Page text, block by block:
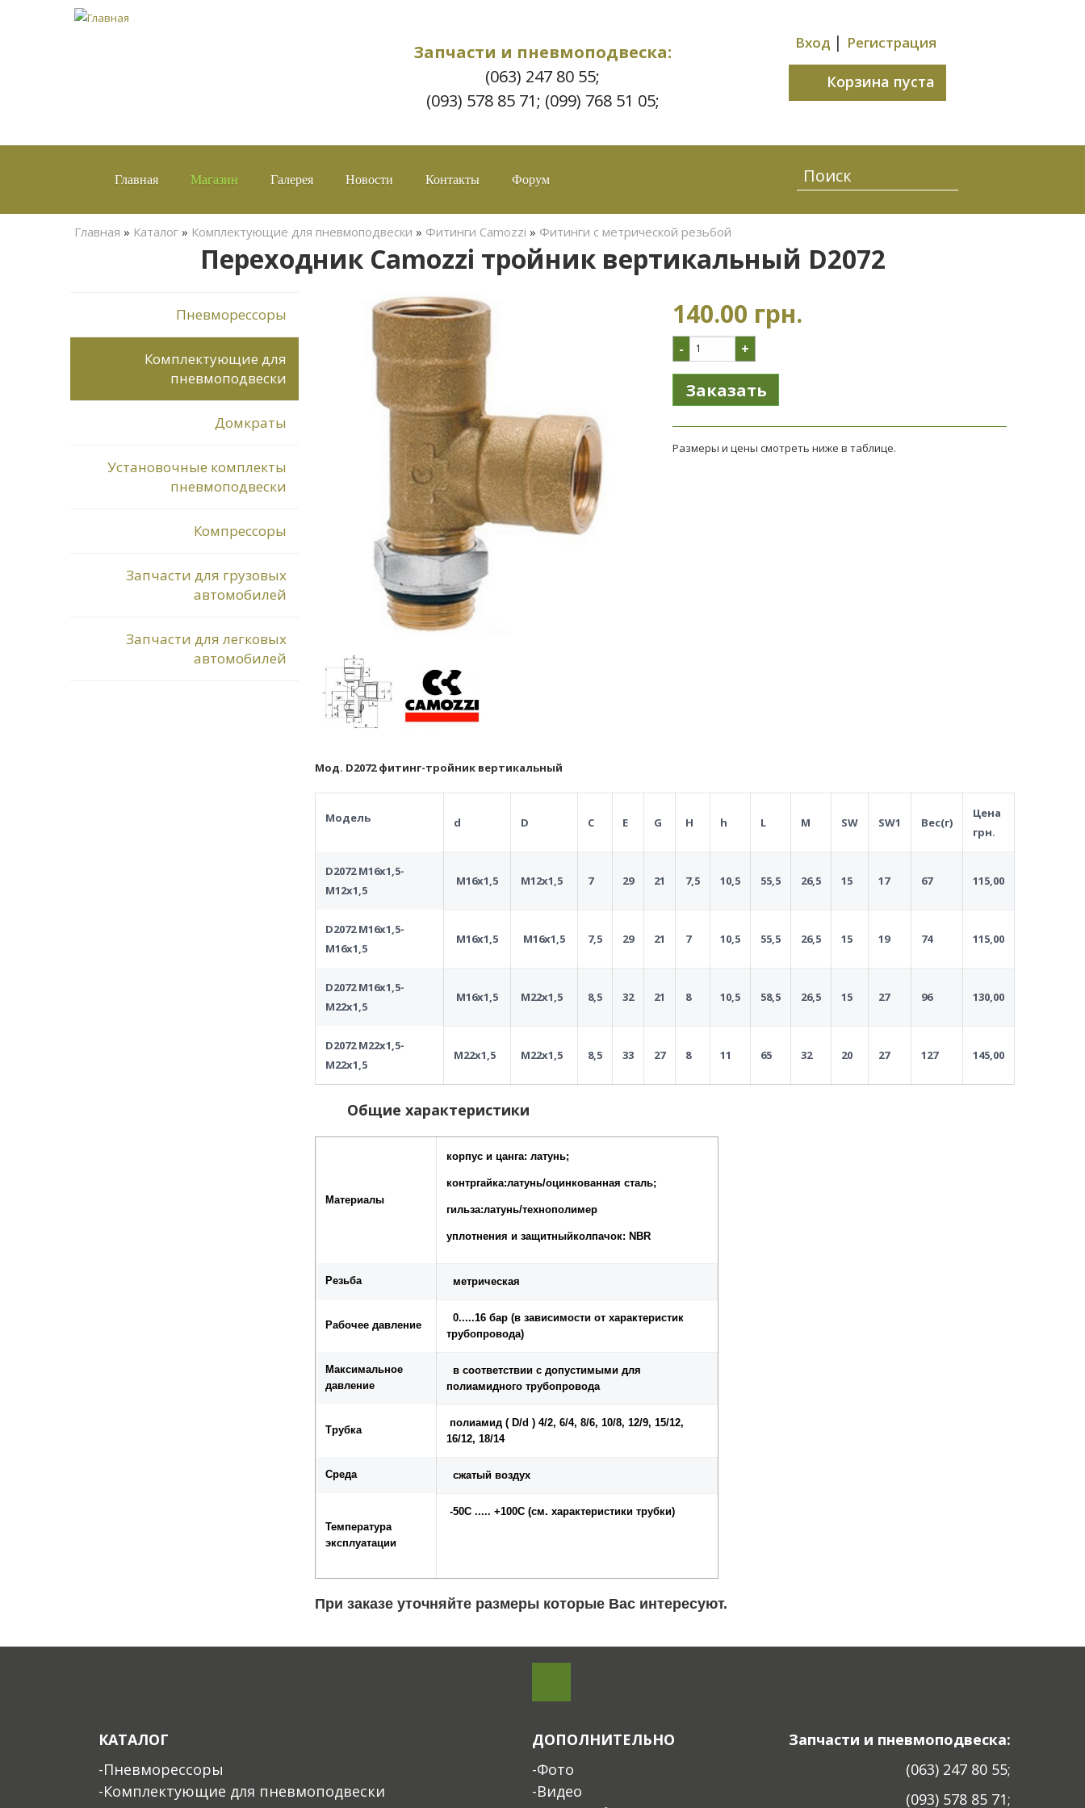
Запчасти и пневмоподвеска:
(063) 247 80 55;
(093) 578 85 71; (099) 768 51 05;
Вход | Регистрация
Корзина пуста
Главная Магазин Галерея Новости Контакты Форум
Вы здесь
Главная » Каталог » Комплектующие для пневмоподвески » Фитинги Camozzi » Фитинги c метрической резьбой
Переходник Camozzi тройник вертикальный D2072
Пневморессоры
Комплектующие для
пневмоподвески
Домкраты
Установочные комплекты
пневмоподвески
Компрессоры
Запчасти для грузовых
автомобилей
Запчасти для легковых
автомобилей
140.00 грн.
- +
Размеры и цены смотреть ниже в таблице.
Мод. D2072 фитинг-тройник вертикальный
Модель d D C E G H h L M SW SW1 Вес(г)
Цена
грн.
D2072 M16x1,5-
M12x1,5
M16x1,5 M12x1,5 7 29 21 7,5 10,5 55,5 26,5 15 17 67 115,00
D2072 M16x1,5-
M16x1,5
M16x1,5 M16x1,5 7,5 29 21 7 10,5 55,5 26,5 15 19 74 115,00
D2072 M16x1,5-
M22x1,5
M16x1,5 M22x1,5 8,5 32 21 8 10,5 58,5 26,5 15 27 96 130,00
D2072 M22x1,5-
M22x1,5
M22x1,5 M22x1,5 8,5 33 27 8 11 65 32 20 27 127 145,00
Общие характеристики
Материалы
корпус и цанга: латунь;
контргайка:латунь/оцинкованная сталь;
гильза:латунь/технополимер
уплотнения и защитныйколпачок: NBR
Резьба метрическая
Рабочее давление
0.....16 бар (в зависимости от характеристик
трубопровода)
Максимальное
давление
в соответствии с допустимыми для
полиамидного трубопровода
Трубка
полиамид ( D/d ) 4/2, 6/4, 8/6, 10/8, 12/9, 15/12,
16/12, 18/14
Среда сжатый воздух
Температура
эксплуатации
-50С ..... +100С (см. характеристики трубки)
При заказе уточняйте размеры которые Вас интересуют.
КАТАЛОГ
-Пневморессоры
-Комплектующие для пневмоподвески
ДОПОЛНИТЕЛЬНО
-Фото
-Видео
Запчасти и пневмоподвеска:
(063) 247 80 55;
(093) 578 85 71;